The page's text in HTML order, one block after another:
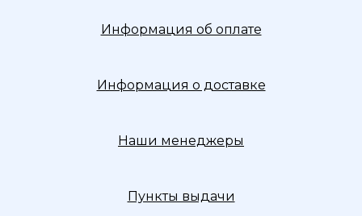
Информация об оплате
Информация о доставке
Наши менеджеры
Пункты выдачи